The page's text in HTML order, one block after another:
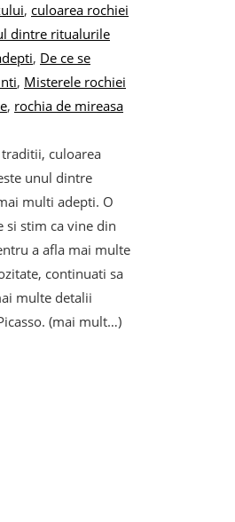
, culoarea rochiei
dintre ritualurile
, De ce se
, Misterele rochiei
, rochia de mireasa
culoarea
unul dintre
multi adepti. O
si stim ca vine din
a afla mai multe
continuati sa
multe detalii
(mai mult…)